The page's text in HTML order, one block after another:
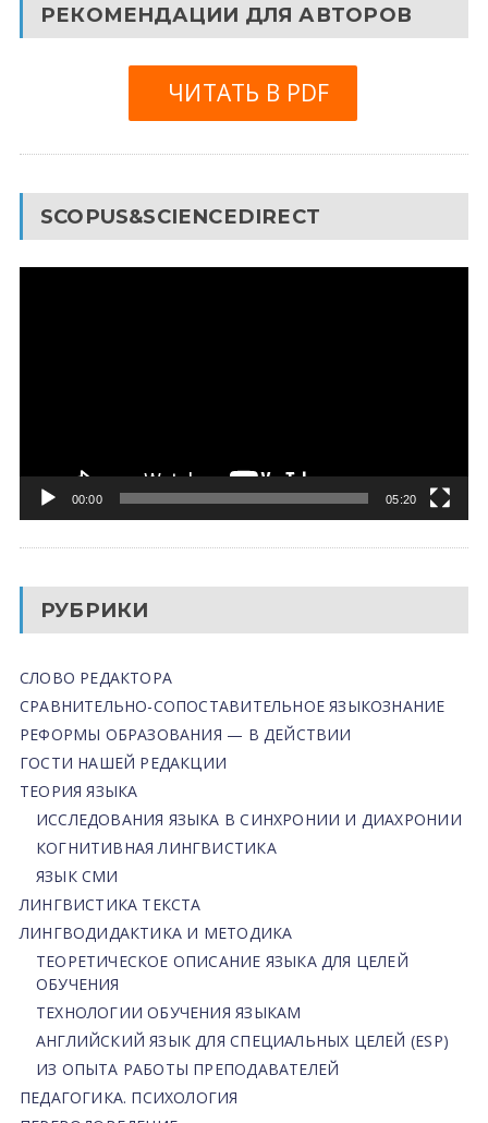
РЕКОМЕНДАЦИИ ДЛЯ АВТОРОВ
ЧИТАТЬ В PDF
SCOPUS&SCIENCEDIRECT
00:00 05:20
РУБРИКИ
СЛОВО РЕДАКТОРА
СРАВНИТЕЛЬНО-СОПОСТАВИТЕЛЬНОЕ ЯЗЫКОЗНАНИЕ
РЕФОРМЫ ОБРАЗОВАНИЯ — В ДЕЙСТВИИ
ГОСТИ НАШЕЙ РЕДАКЦИИ
ТЕОРИЯ ЯЗЫКА
ИССЛЕДОВАНИЯ ЯЗЫКА В СИНХРОНИИ И ДИАХРОНИИ
КОГНИТИВНАЯ ЛИНГВИСТИКА
ЯЗЫК СМИ
ЛИНГВИСТИКА ТЕКСТА
ЛИНГВОДИДАКТИКА И МЕТОДИКА
ТЕОРЕТИЧЕСКОЕ ОПИСАНИЕ ЯЗЫКА ДЛЯ ЦЕЛЕЙ
ОБУЧЕНИЯ
ТЕХНОЛОГИИ ОБУЧЕНИЯ ЯЗЫКАМ
АНГЛИЙСКИЙ ЯЗЫК ДЛЯ СПЕЦИАЛЬНЫХ ЦЕЛЕЙ (ESP)
ИЗ ОПЫТА РАБОТЫ ПРЕПОДАВАТЕЛЕЙ
ПЕДАГОГИКА. ПСИХОЛОГИЯ